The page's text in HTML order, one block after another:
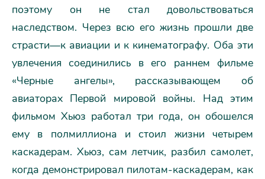
поэтому он не стал довольствоваться
наследством. Через всю его жизнь прошли две
страсти—к авиации и к кинематографу. Оба эти
увлечения соединились в его раннем фильме
«Черные ангелы», рассказывающем об
авиаторах Первой мировой войны. Над этим
фильмом Хьюз работал три года, он обошелся
ему в полмиллиона и стоил жизни четырем
каскадерам. Хьюз, сам летчик, разбил самолет,
когда демонстрировал пилотам-каскадерам, как